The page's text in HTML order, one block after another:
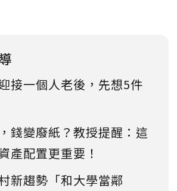
接一個人老後，先想5件
錢變廢紙？教授提醒：這
產配置更重要！
新趨勢「和大學當鄰